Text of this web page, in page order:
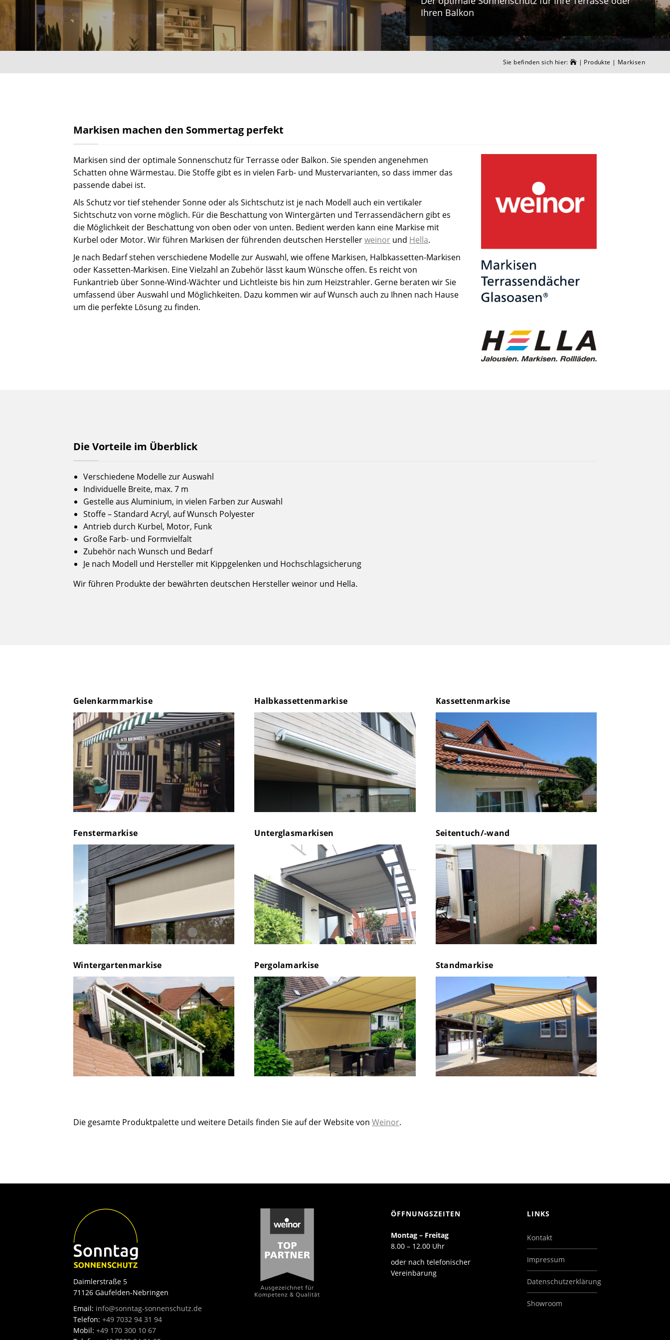
Ihren Balkon
Sie befinden sich hier: | Produkte | Markisen
Markisen machen den Sommertag perfekt
Markisen sind der optimale Sonnenschutz für Terrasse oder Balkon. Sie spenden angenehmen
Schatten ohne Wärmestau. Die Stoffe gibt es in vielen Farb- und Mustervarianten, so dass immer das
passende dabei ist.
Als Schutz vor tief stehender Sonne oder als Sichtschutz ist je nach Modell auch ein vertikaler
Sichtschutz von vorne möglich. Für die Beschattung von Wintergärten und Terrassendächern gibt es
die Möglichkeit der Beschattung von oben oder von unten. Bedient werden kann eine Markise mit
Kurbel oder Motor. Wir führen Markisen der führenden deutschen Herstellerweinor und Hella.
Je nach Bedarf stehen verschiedene Modelle zur Auswahl, wie offene Markisen, Halbkassetten-Markisen
oder Kassetten-Markisen. Eine Vielzahl an Zubehör lässt kaum Wünsche offen. Es reicht von
Funkantrieb über Sonne-Wind-Wächter und Lichtleiste bis hin zum Heizstrahler. Gerne beraten wir Sie
umfassend über Auswahl und Möglichkeiten. Dazu kommen wir auf Wunsch auch zu Ihnen nach Hause
um die perfekte Lösung zu finden.
Die Vorteile im Überblick
Verschiedene Modelle zur Auswahl
Individuelle Breite, max. 7 m
Gestelle aus Aluminium, in vielen Farben zur Auswahl
Stoffe – Standard Acryl, auf Wunsch Polyester
Antrieb durch Kurbel, Motor, Funk
Große Farb- und Formvielfalt
Zubehör nach Wunsch und Bedarf
Je nach Modell und Hersteller mit Kippgelenken und Hochschlagsicherung
Wir führen Produkte der bewährten deutschen Hersteller weinor und Hella.
Gelenkarmmarkise Halbkassettenmarkise Kassettenmarkise
Fenstermarkise Unterglasmarkisen Seitentuch/-wand
Wintergartenmarkise Pergolamarkise Standmarkise
Die gesamte Produktpalette und weitere Details finden Sie auf der Website von Weinor.
Daimlerstraße 5
71126 Gäufelden-Nebringen
Email: info@sonntag-sonnenschutz.de
Telefon: +49 7032 94 31 94
Mobil: +49 170 300 10 67
ÖFFNUNGSZEITEN
Montag – Freitag
8.00 – 12.00 Uhr
oder nach telefonischer
Vereinbarung
LINKS
Kontakt
Impressum
Datenschutzerklärung
Showroom